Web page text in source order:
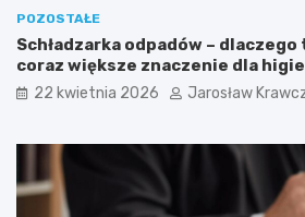
POZOSTAŁE
Schładzarka odpadów –
coraz większe znaczenie dla
wygody pracy?
22 kwietnia 2026 Jarosław